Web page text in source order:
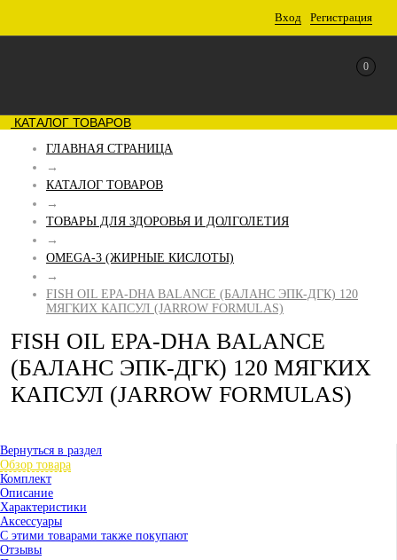
Вход Регистрация
0
КАТАЛОГ ТОВАРОВ
ГЛАВНАЯ СТРАНИЦА
→
КАТАЛОГ ТОВАРОВ
→
ТОВАРЫ ДЛЯ ЗДОРОВЬЯ И ДОЛГОЛЕТИЯ
→
OMEGA-3 (ЖИРНЫЕ КИСЛОТЫ)
→
FISH OIL EPA-DHA BALANCE (БАЛАНС ЭПК-ДГК) 120
МЯГКИХ КАПСУЛ (JARROW FORMULAS)
FISH OIL EPA-DHA BALANCE
(БАЛАНС ЭПК-ДГК) 120 МЯГКИХ
КАПСУЛ (JARROW FORMULAS)
Вернуться в раздел
Обзор товара
Комплект
Описание
Характеристики
Аксессуары
С этими товарами также покупают
Отзывы